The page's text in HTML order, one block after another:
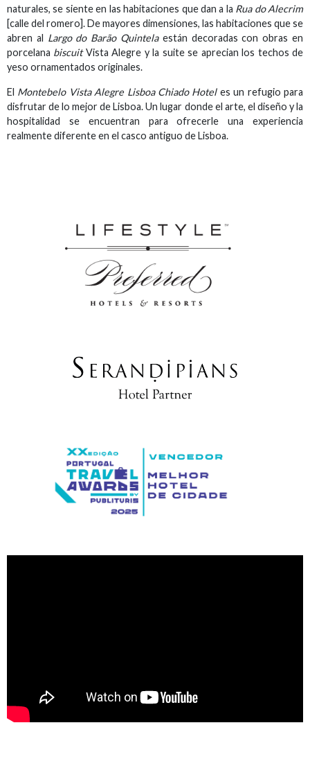
naturales, se siente en las habitaciones que dan a la Rua do Alecrim
[calle del romero]. De mayores dimensiones, las habitaciones que se
abren al Largo do Barão Quintelaestán decoradas con obras en
porcelana biscuitVista Alegre y la suite se aprecian los techos de
yeso ornamentados originales.
El Montebelo Vista Alegre Lisboa Chiado Hoteles un refugio para
disfrutar de lo mejor de Lisboa. Un lugar donde el arte, el diseño y la
hospitalidad se encuentran para ofrecerle una experiencia
realmente diferente en el casco antiguo de Lisboa.